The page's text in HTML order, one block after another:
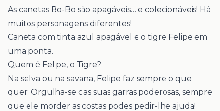
As canetas Bo-Bo são apagáveis… e colecionáveis! Há
muitos personagens diferentes!
Caneta com tinta azul apagável e o tigre Felipe em
uma ponta.
Quem é Felipe, o Tigre?
Na selva ou na savana, Felipe faz sempre o que
quer. Orgulha-se das suas garras poderosas, sempre
que ele morder as costas podes pedir-lhe ajuda!